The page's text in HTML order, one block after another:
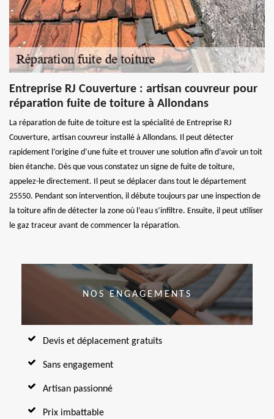
Entreprise RJ Couverture : artisan couvreur pour
réparation fuite de toiture à Allondans
La réparation de fuite de toiture est la spécialité de Entreprise RJ
Couverture, artisan couvreur installé à Allondans. Il peut détecter
rapidement l’origine d’une fuite et trouver une solution afin d’avoir un toit
bien étanche. Dès que vous constatez un signe de fuite de toiture,
appelez-le directement. Il peut se déplacer dans tout le département
25550. Pendant son intervention, il débute toujours par une inspection de
la toiture afin de détecter la zone où l’eau s’infiltre. Ensuite, il peut utiliser
le gaz traceur avant de commencer la réparation.
NOS ENGAGEMENTS
Devis et déplacement gratuits
Sans engagement
Artisan passionné
Prix imbattable